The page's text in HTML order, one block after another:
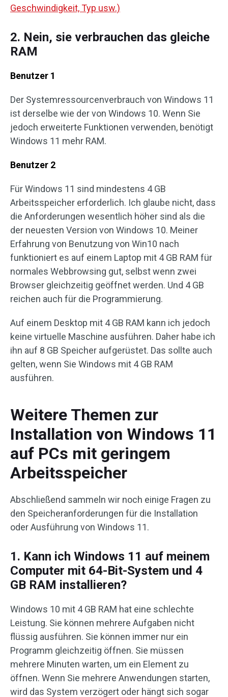
Geschwindigkeit, Typ usw.)
2. Nein, sie verbrauchen das gleiche
RAM
Benutzer 1
Der Systemressourcenverbrauch von Windows 11
ist derselbe wie der von Windows 10. Wenn Sie
jedoch erweiterte Funktionen verwenden, benötigt
Windows 11 mehr RAM.
Benutzer 2
Für Windows 11 sind mindestens 4 GB
Arbeitsspeicher erforderlich. Ich glaube nicht, dass
die Anforderungen wesentlich höher sind als die
der neuesten Version von Windows 10. Meiner
Erfahrung von Benutzung von Win10 nach
funktioniert es auf einem Laptop mit 4 GB RAM für
normales Webbrowsing gut, selbst wenn zwei
Browser gleichzeitig geöffnet werden. Und 4 GB
reichen auch für die Programmierung.
Auf einem Desktop mit 4 GB RAM kann ich jedoch
keine virtuelle Maschine ausführen. Daher habe ich
ihn auf 8 GB Speicher aufgerüstet. Das sollte auch
gelten, wenn Sie Windows mit 4 GB RAM
ausführen.
Weitere Themen zur
Installation von Windows 11
auf PCs mit geringem
Arbeitsspeicher
Abschließend sammeln wir noch einige Fragen zu
den Speicheranforderungen für die Installation
oder Ausführung von Windows 11.
1. Kann ich Windows 11 auf meinem
Computer mit 64-Bit-System und 4
GB RAM installieren?
Windows 10 mit 4 GB RAM hat eine schlechte
Leistung. Sie können mehrere Aufgaben nicht
flüssig ausführen. Sie können immer nur ein
Programm gleichzeitig öffnen. Sie müssen
mehrere Minuten warten, um ein Element zu
öffnen. Wenn Sie mehrere Anwendungen starten,
wird das System verzögert oder hängt sich sogar